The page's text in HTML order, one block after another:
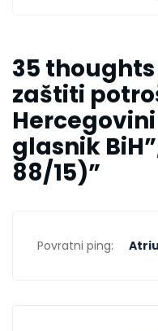
35 thoughts
zaštiti
glasnik
88/15)”
Povratni ping: